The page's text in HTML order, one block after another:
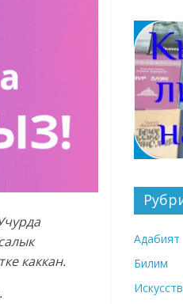
каккан.
Адабият
Билим